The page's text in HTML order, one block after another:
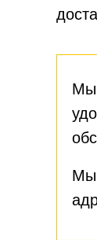
Мы
Мы